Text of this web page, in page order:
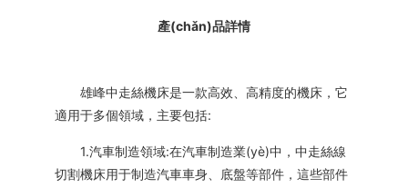
產(chǎn)品詳情
雄峰中走絲機床是一款高效、高精度的機床，它
適用于多個領域，主要包括:
1.汽車制造領域:在汽車制造業(yè)中，中走絲線
切割機床用于制造汽車車身、底盤等部件，這些部件